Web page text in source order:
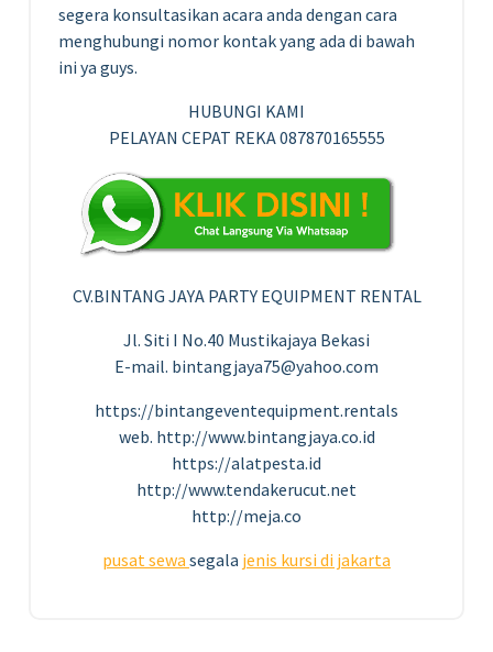
segera konsultasikan acara anda dengan cara
menghubungi nomor kontak yang ada di bawah
ini ya guys.
HUBUNGI KAMI
PELAYAN CEPAT REKA 087870165555
CV.BINTANG JAYA PARTY EQUIPMENT RENTAL
Jl. Siti I No.40 Mustikajaya Bekasi
E-mail. bintangjaya75@yahoo.com
https://bintangeventequipment.rentals
web. http://www.bintangjaya.co.id
https://alatpesta.id
http://www.tendakerucut.net
http://meja.co
pusat sewa segala jenis kursi di jakarta